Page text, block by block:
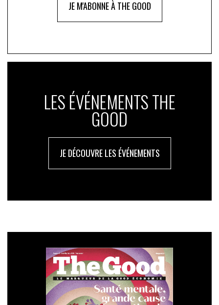
JE M'ABONNE À THE GOOD
LES ÉVÉNEMENTS THE
GOOD
JE DÉCOUVRE LES ÉVÉNEMENTS